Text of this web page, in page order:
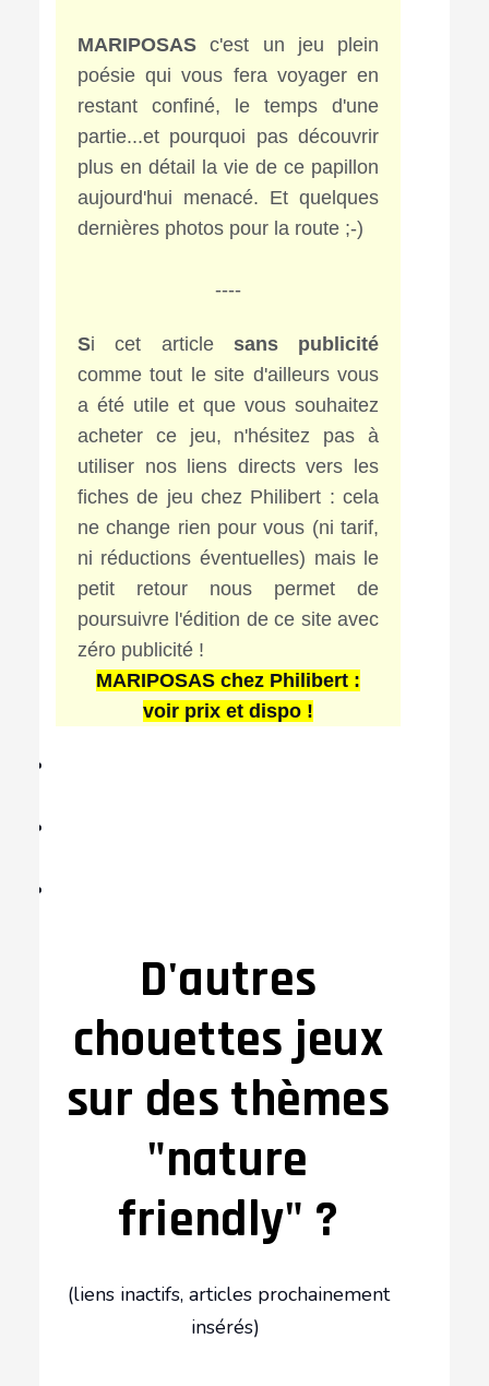
MARIPOSASc'est un jeu plein
poésie qui vous fera voyager en
restant confiné, le temps d'une
partie...et pourquoi pas découvrir
plus en détail la vie de ce papillon
aujourd'hui menacé. Et quelques
dernières photos pour la route ;-)
----
Si cet article sans publicité
comme tout le site d'ailleurs vous
a été utile et que vous souhaitez
acheter ce jeu, n'hésitez pas à
utiliser nos liens directs vers les
fiches de jeu chez Philibert : cela
ne change rien pour vous (ni tarif,
ni réductions éventuelles) mais le
petit retour nous permet de
poursuivre l'édition de ce site avec
zéro publicité !
MARIPOSAS chez Philibert :
voir prix et dispo !
D'autres
chouettes jeux
sur des thèmes
"nature
friendly" ?
(liens inactifs, articles prochainement
insérés)